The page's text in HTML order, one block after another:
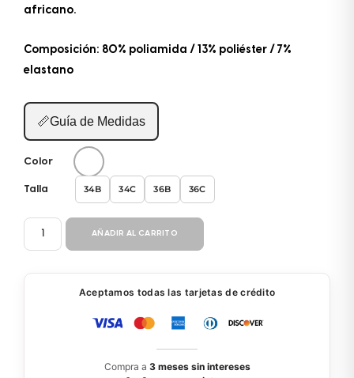
africano.
Composición: 80% poliamida / 13% poliéster / 7%
elastano
📏Guía de Medidas
Color
Talla 34B 34C 36B 36C
BIKINI
AÑADIR AL CARRITO
Aceptamos todas las tarjetas de crédito
Compra a 3 meses sin intereses